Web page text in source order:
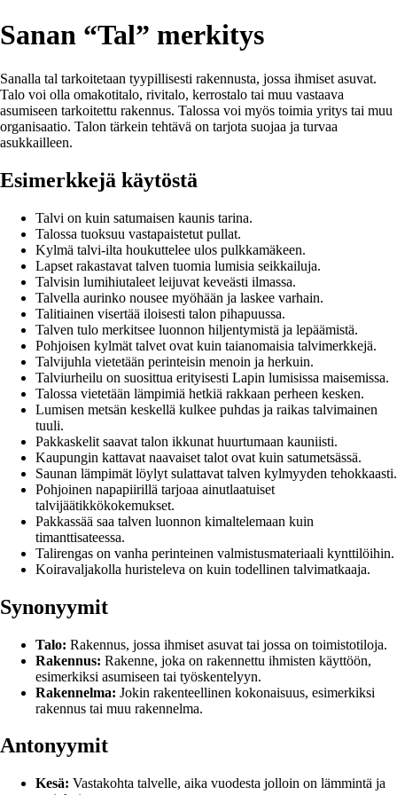
Sanan “Tal” merkitys
Sanalla tal tarkoitetaan tyypillisesti rakennusta, jossa ihmiset asuvat.
Talo voi olla omakotitalo, rivitalo, kerrostalo tai muu vastaava
asumiseen tarkoitettu rakennus. Talossa voi myös toimia yritys tai muu
organisaatio. Talon tärkein tehtävä on tarjota suojaa ja turvaa
asukkailleen.
Esimerkkejä käytöstä
Talvi on kuin satumaisen kaunis tarina.
Talossa tuoksuu vastapaistetut pullat.
Kylmä talvi-ilta houkuttelee ulos pulkkamäkeen.
Lapset rakastavat talven tuomia lumisia seikkailuja.
Talvisin lumihiutaleet leijuvat keveästi ilmassa.
Talvella aurinko nousee myöhään ja laskee varhain.
Talitiainen visertää iloisesti talon pihapuussa.
Talven tulo merkitsee luonnon hiljentymistä ja lepäämistä.
Pohjoisen kylmät talvet ovat kuin taianomaisia talvimerkkejä.
Talvijuhla vietetään perinteisin menoin ja herkuin.
Talviurheilu on suosittua erityisesti Lapin lumisissa maisemissa.
Talossa vietetään lämpimiä hetkiä rakkaan perheen kesken.
Lumisen metsän keskellä kulkee puhdas ja raikas talvimainen
tuuli.
Pakkaskelit saavat talon ikkunat huurtumaan kauniisti.
Kaupungin kattavat naavaiset talot ovat kuin satumetsässä.
Saunan lämpimät löylyt sulattavat talven kylmyyden tehokkaasti.
Pohjoinen napapiirillä tarjoaa ainutlaatuiset
talvijäätikkökokemukset.
Pakkassää saa talven luonnon kimaltelemaan kuin
timanttisateessa.
Talirengas on vanha perinteinen valmistusmateriaali kynttilöihin.
Koiravaljakolla huristeleva on kuin todellinen talvimatkaaja.
Synonyymit
Talo: Rakennus, jossa ihmiset asuvat tai jossa on toimistotiloja.
Rakennus: Rakenne, joka on rakennettu ihmisten käyttöön,
esimerkiksi asumiseen tai työskentelyyn.
Rakennelma: Jokin rakenteellinen kokonaisuus, esimerkiksi
rakennus tai muu rakennelma.
Antonyymit
Kesä: Vastakohta talvelle, aika vuodesta jolloin on lämmintä ja